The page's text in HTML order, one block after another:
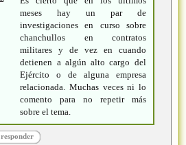
meses hay un par de
investigaciones en curso sobre
chanchullos en contratos
militares y de vez en cuando
detienen a algún alto cargo del
Ejército o de alguna empresa
relacionada. Muchas veces ni lo
comento para no repetir más
sobre el tema.
responder